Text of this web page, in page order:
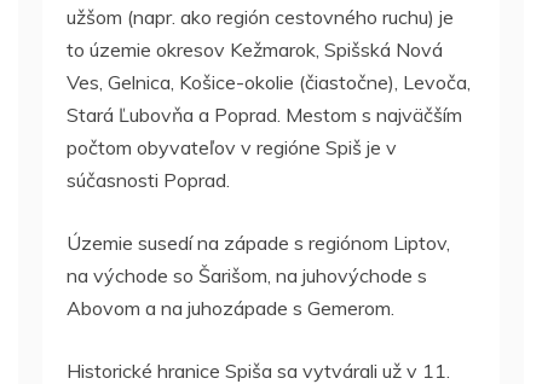
užšom (napr. ako región cestovného ruchu) je
to územie okresov Kežmarok, Spišská Nová
Ves, Gelnica, Košice-okolie (čiastočne), Levoča,
Stará Ľubovňa a Poprad. Mestom s najväčším
počtom obyvateľov v regióne Spiš je v
súčasnosti Poprad.
Územie susedí na západe s regiónom Liptov,
na východe so Šarišom, na juhovýchode s
Abovom a na juhozápade s Gemerom.
Historické hranice Spiša sa vytvárali už v 11.